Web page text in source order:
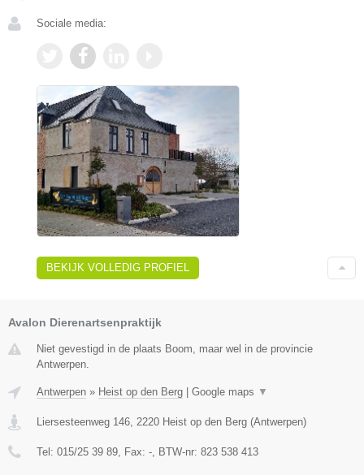
Sociale media:
BEKIJK VOLLEDIG PROFIEL
Avalon Dierenartsenpraktijk
Niet gevestigd in de plaats Boom, maar wel in de provincie
Antwerpen.
Antwerpen » Heist op den Berg Google maps ▼
Liersesteenweg 146, 2220 Heist op den Berg (Antwerpen)
Tel: 015/25 39 89, Fax: -, BTW-nr: 823 538 413